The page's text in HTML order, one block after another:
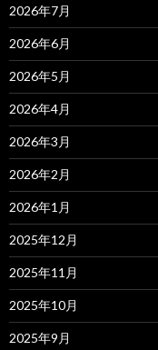
2026年7月
2026年6月
2026年5月
2026年4月
2026年3月
2026年2月
2026年1月
2025年12月
2025年11月
2025年10月
2025年9月